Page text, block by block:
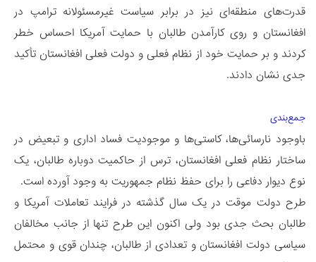
قدرت‌های منطقه‌ای نیز در برابر سیاست غیرمسئولانه ترامپ در
افغانستان و روی کارآمدن طالبان با حمایت آمریکا احساس خطر
کردند و بر حمایت خود از نظام فعلی و دولت فعلی افغانستان تأکید
جدی نشان دادند.
جمع‌بندی
باوجود نارسائی‌ها، کاستی‌ها و موجودیت فساد اداری و تبعیض در
ساختار نظام فعلی افغانستان، ترس از حاکمیت دوباره طالبان، یک
نوع دیوار دفاعی را برای حفظ نظام جمهوریت به وجود آورده است.
طرح دولت موقت در یک سال گذشته در فرایند تعاملات آمریکا و
طالبان بحث جدی بود ولی اکنون این طرح تنها از جانب مخالفان
سیاسی دولت افغانستان و تعدادی از طالبان، چندان قوی و محتمل